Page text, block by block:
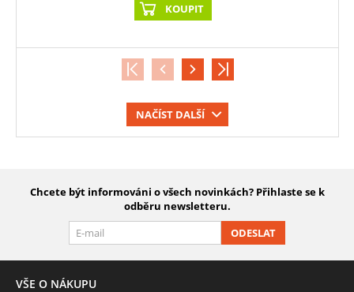
KOUPIT
NAČÍST DALŠÍ
Chcete být informováni o všech novinkách? Přihlaste se k
odběru newsletteru.
ODESLAT
VŠE O NÁKUPU